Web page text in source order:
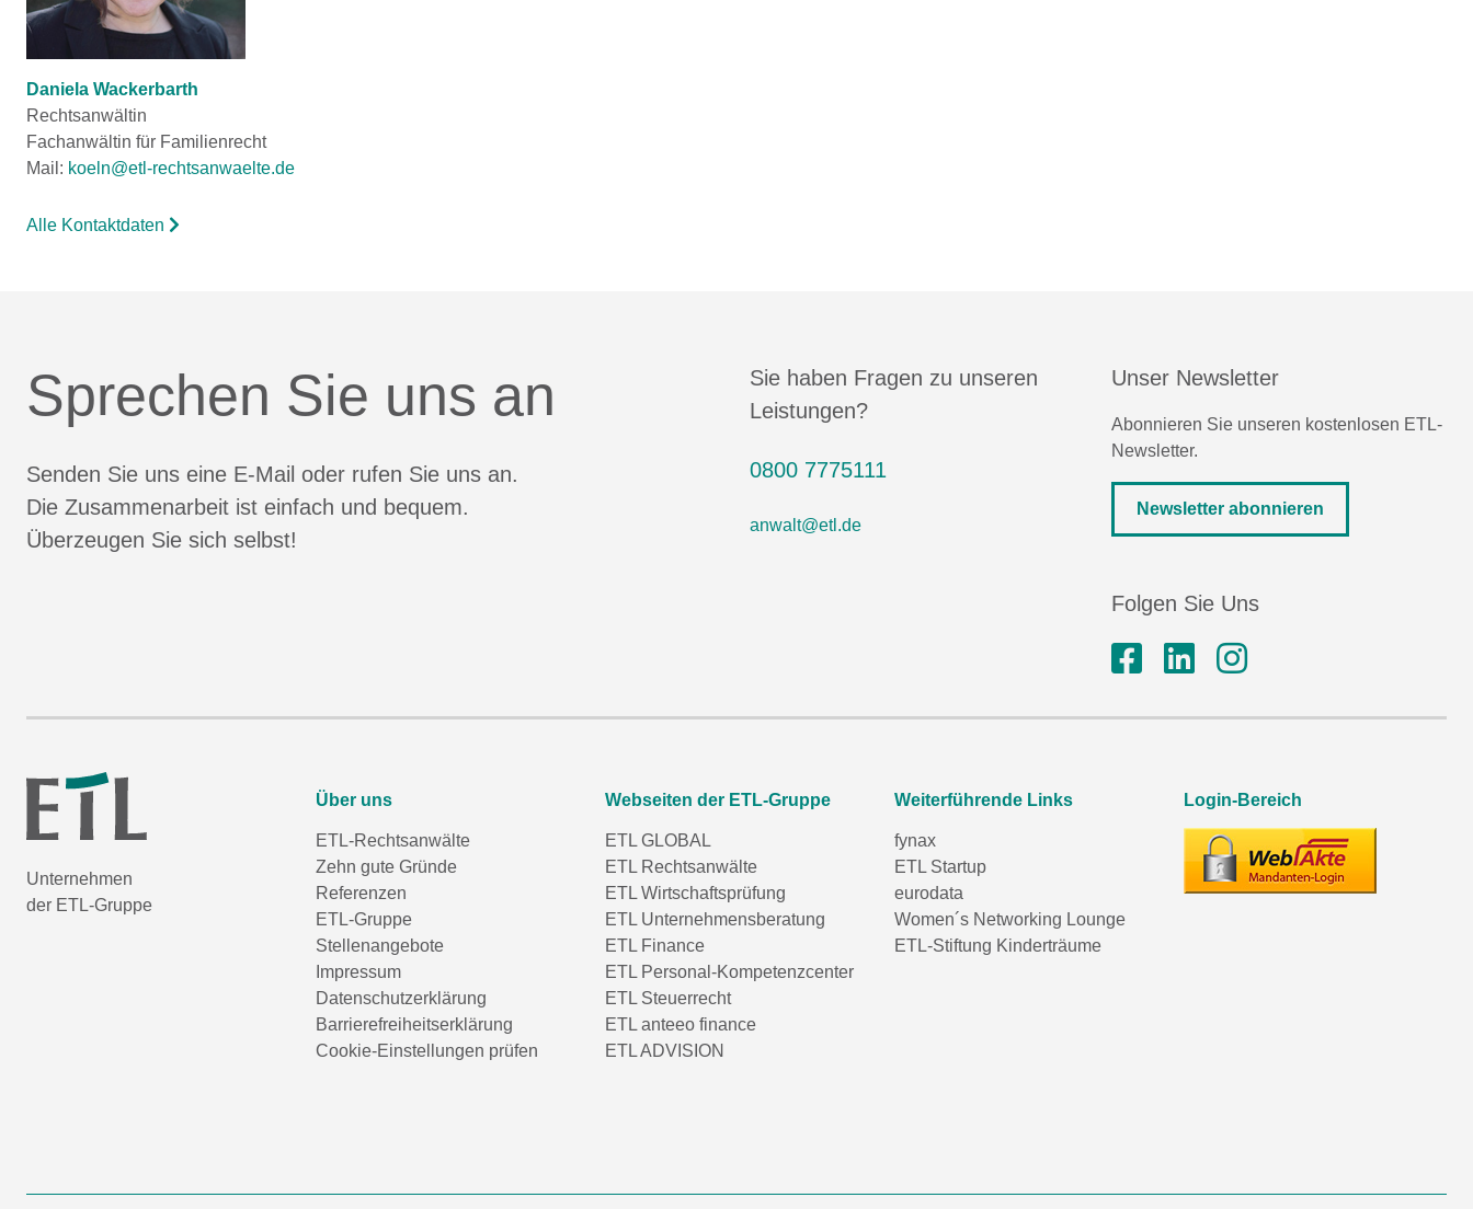
Daniela Wackerbarth
Rechtsanwältin
Fachanwältin für Familienrecht
Mail: koeln@etl-rechtsanwaelte.de
Alle Kontaktdaten
Sprechen Sie uns an
Senden Sie uns eine E-Mail oder rufen Sie uns an.
Die Zusammenarbeit ist einfach und bequem.
Überzeugen Sie sich selbst!
Sie haben Fragen zu unseren
Leistungen?
0800 7775111
anwalt@etl.de
Unser Newsletter
Abonnieren Sie unseren kostenlosen ETL-
Newsletter.
Newsletter abonnieren
Folgen Sie Uns
Unternehmen
der ETL-Gruppe
Über uns
ETL-Rechtsanwälte
Zehn gute Gründe
Referenzen
ETL-Gruppe
Stellenangebote
Impressum
Datenschutzerklärung
Barrierefreiheitserklärung
Cookie-Einstellungen prüfen
Webseiten der ETL-Gruppe
ETL GLOBAL
ETL Rechtsanwälte
ETL Wirtschaftsprüfung
ETL Unternehmensberatung
ETL Finance
ETL Personal-Kompetenzcenter
ETL Steuerrecht
ETL anteeo finance
ETL ADVISION
Weiterführende Links
fynax
ETL Startup
eurodata
Women´s Networking Lounge
ETL-Stiftung Kinderträume
Login-Bereich